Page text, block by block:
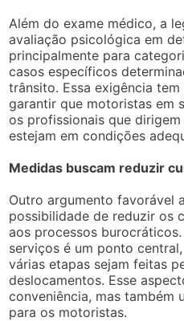
Além do exame médico, a
avaliação psicológica em
principalmente para
casos específicos
trânsito. Essa exigência
garantir que motoristas em
os profissionais que
estejam em condições
Medidas buscam reduzir
Outro argumento favorável
possibilidade de reduzir os
aos processos
serviços é um ponto
várias etapas sejam feitas
deslocamentos. Esse
conveniência, mas também
para os motoristas.